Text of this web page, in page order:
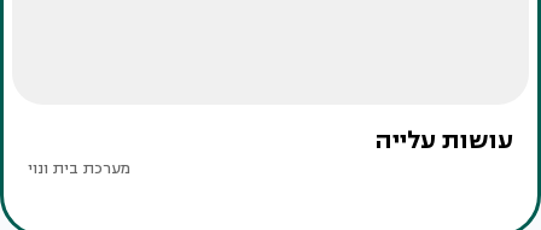
עושות עלייה
מערכת בית ונוי